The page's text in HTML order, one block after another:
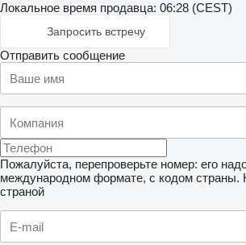
Локальное время продавца: 06:28 (CEST)
Запросить встречу
Отправить сообщение
Пожалуйста, перепроверьте номер: его
международном формате, с кодом страны.
страной